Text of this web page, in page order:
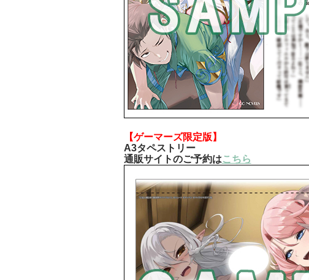
【ゲーマーズ限定版】
A3タペストリー
通販サイトのご予約はこちら